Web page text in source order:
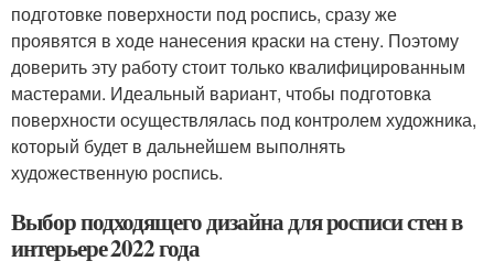
подготовке поверхности под роспись, сразу же
проявятся в ходе нанесения краски на стену. Поэтому
доверить эту работу стоит только квалифицированным
мастерами. Идеальный вариант, чтобы подготовка
поверхности осуществлялась под контролем художника,
который будет в дальнейшем выполнять
художественную роспись.
Выбор подходящего дизайна для росписи стен в
интерьере 2022 года